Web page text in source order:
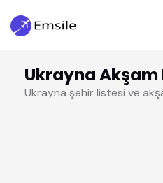
Ukrayna Akşam
Ukrayna şehir listesi ve